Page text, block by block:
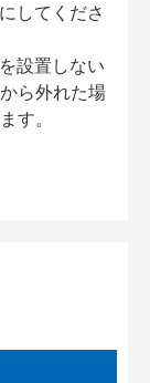
してくださ
設置しない
ら外れた場
す。